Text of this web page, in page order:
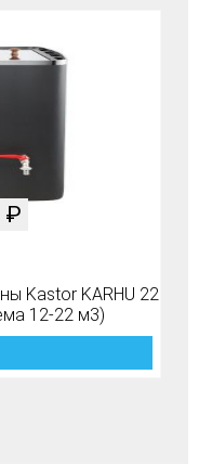
Kastor KARHU 22
12-22 м3)
₽